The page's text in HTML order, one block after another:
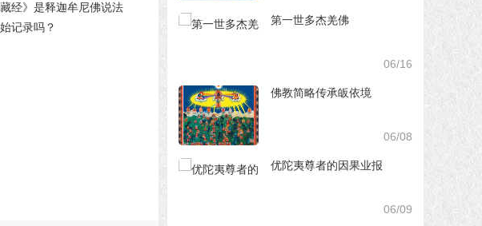
藏经》是释迦牟尼佛说法
记录吗？
第一世多杰羌佛
06/16
佛教简略传承皈依境
06/08
优陀夷尊者的因果业报
06/09